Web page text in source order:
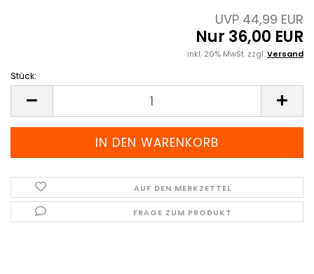
UVP 44,99 EUR
Nur 36,00 EUR
inkl. 20% MwSt. zzgl.Versand
Stück:
AUF DEN MERKZETTEL
FRAGE ZUM PRODUKT